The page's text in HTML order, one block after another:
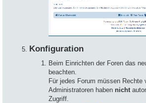
Konfiguration
Beim Einrichten der Foren das
beachten.
Für jedes Forum müssen Rechte
Administratoren haben nicht
Zugriff.